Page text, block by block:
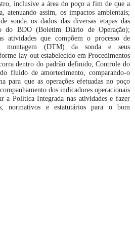
inclusive a área do poço a fim de que a
atenuando assim, os impactos ambientais;
sonda os dados das diversas etapas das
do BDO (Boletim Diário de Operação);
atividades que compõem o processo de
e montagem (DTM) da sonda e seus
lay-out estabelecido em Procedimentos
dentro do padrão definido; Controle do
fluido de amortecimento, comparando-o
para que as operações efetuadas no poço
dos indicadores operacionais
a Política Integrada nas atividades e fazer
normativos e estatutários para o bom